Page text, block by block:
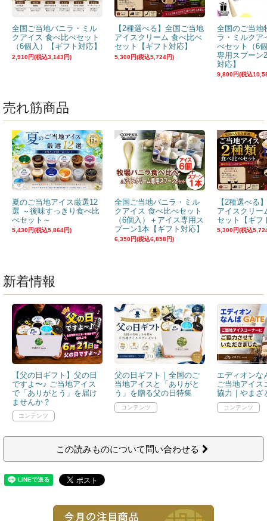
全国ご当地バニラ・ミル
クアイス 食べ比べセット
（6個入）【ギフト対応】
2,910円(税込3,143円)
【2種選べる】全国ご当地
アイスクリーム 食べ比べ
セット【ギフト対応】
5,300円(税込5,724円)
全国のご当地
ラ・ミルクア
べセット（6
専用スプーン
対応】
9,800円(税込
売れ筋商品
夏のご当地アイス厳選12
選 ～後味すっきり食べ比
べセット～
5,430円(税込5,864円)
全国ご当地バニラ・ミル
クアイス 食べ比べセット
（6個入）＋アイス専用ス
プーン1本【ギフト対応】
6,350円(税込6,858円)
【2種選べる
アイスクリー
セット【ギフ
5,300円(税込
新着情報
【父の日ギフト】父の日
ですよ〜♪ ご当地アイス
で「ありがとう」を届け
ませんか？
父の日ギフト｜全国のご
当地アイスと「ありがと
う」を贈る父の日特集
エディオンな
ご当地アイス
協力｜やまざ
この読みものについて問い合わせる